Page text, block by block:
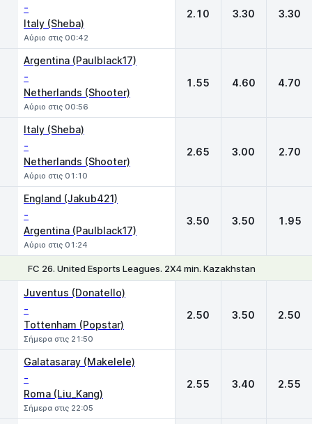
-
Italy (Sheba)
Αύριο στις 00:42
2.10 3.30 3.30
Argentina (Paulblack17)
-
Netherlands (Shooter)
Αύριο στις 00:56
1.55 4.60 4.70
Italy (Sheba)
-
Netherlands (Shooter)
Αύριο στις 01:10
2.65 3.00 2.70
England (Jakub421)
-
Argentina (Paulblack17)
Αύριο στις 01:24
3.50 3.50 1.95
FC 26. United Esports Leagues. 2X4 min. Kazakhstan
Juventus (Donatello)
-
Tottenham (Popstar)
Σήμερα στις 21:50
2.50 3.50 2.50
Galatasaray (Makelele)
-
Roma (Liu_Kang)
Σήμερα στις 22:05
2.55 3.40 2.55